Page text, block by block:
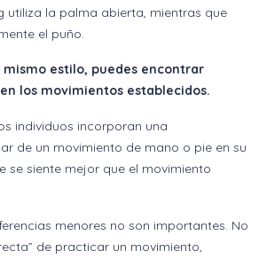
utiliza la palma abierta, mientras que
el puño.
estilo, puedes encontrar
los movimientos establecidos.
individuos incorporan una
de un movimiento de mano o pie en su
se siente mejor que el movimiento
menores no son importantes. No
de practicar un movimiento,